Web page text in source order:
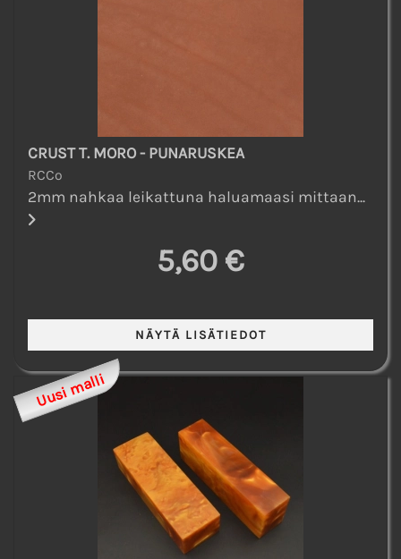
CRUST T. MORO - PUNARUSKEA
RCCo
2mm nahkaa leikattuna haluamaasi mittaan...
5,60 €
Uusi malli